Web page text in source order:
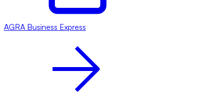
AGRA Business Express